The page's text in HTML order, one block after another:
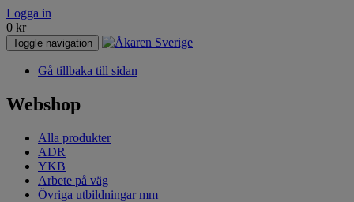
Logga in
0 kr
Toggle navigation
Gå tillbaka till sidan
Webshop
Alla produkter
ADR
YKB
Arbete på väg
Övriga utbildningar mm